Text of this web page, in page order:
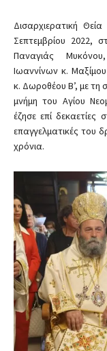
Δισαρχιερατική
Σεπτεμβρίου 2022,
Παναγιάς
Ιωαννίνων κ.
κ. Δωροθέου Β’, με τη
μνήμη του Αγίου
έζησε επί
επαγγελματικές του
χρόνια.